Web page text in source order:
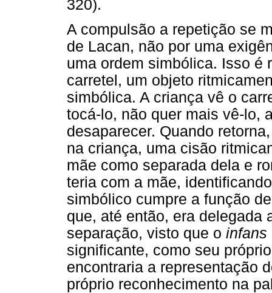
320).
A compulsão a repetição se
de Lacan, não por uma
uma ordem simbólica. Isso é
carretel, um objeto
simbólica. A criança vê o
tocá-lo, não quer mais vê-lo,
desaparecer. Quando
na criança, uma cisão
mãe como separada dela e
teria com a mãe,
simbólico cumpre a função
que, até então, era delegada
separação, visto que o infans
significante, como seu
encontraria a representação
próprio reconhecimento na